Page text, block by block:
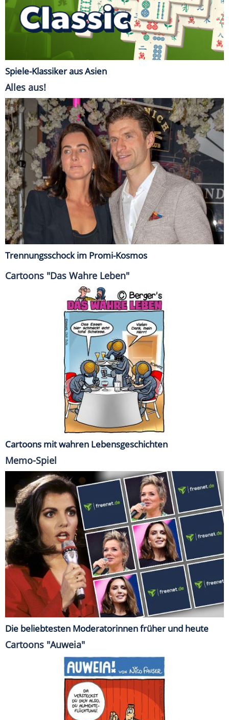
Spiele-Klassiker aus Asien
Alles aus!
Trennungsschock im Promi-Kosmos
Cartoons "Das Wahre Leben"
Cartoons mit wahren Lebensgeschichten
Memo-Spiel
Die beliebtesten Moderatorinnen früher und heute
Cartoons "Auweia"